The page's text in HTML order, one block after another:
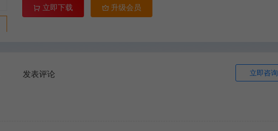
立即下载 升级会员
发表评论 立即咨询